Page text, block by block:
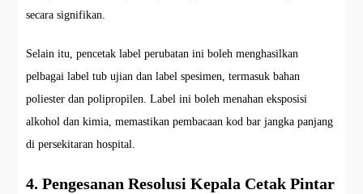
secara signifikan.
Selain itu, pencetak label perubatan ini boleh menghasilkan
pelbagai label tub ujian dan label spesimen, termasuk bahan
poliester dan polipropilen. Label ini boleh menahan eksposisi
alkohol dan kimia, memastikan pembacaan kod bar jangka panjang
di persekitaran hospital.
4. Pengesanan Resolusi Kepala Cetak Pintar